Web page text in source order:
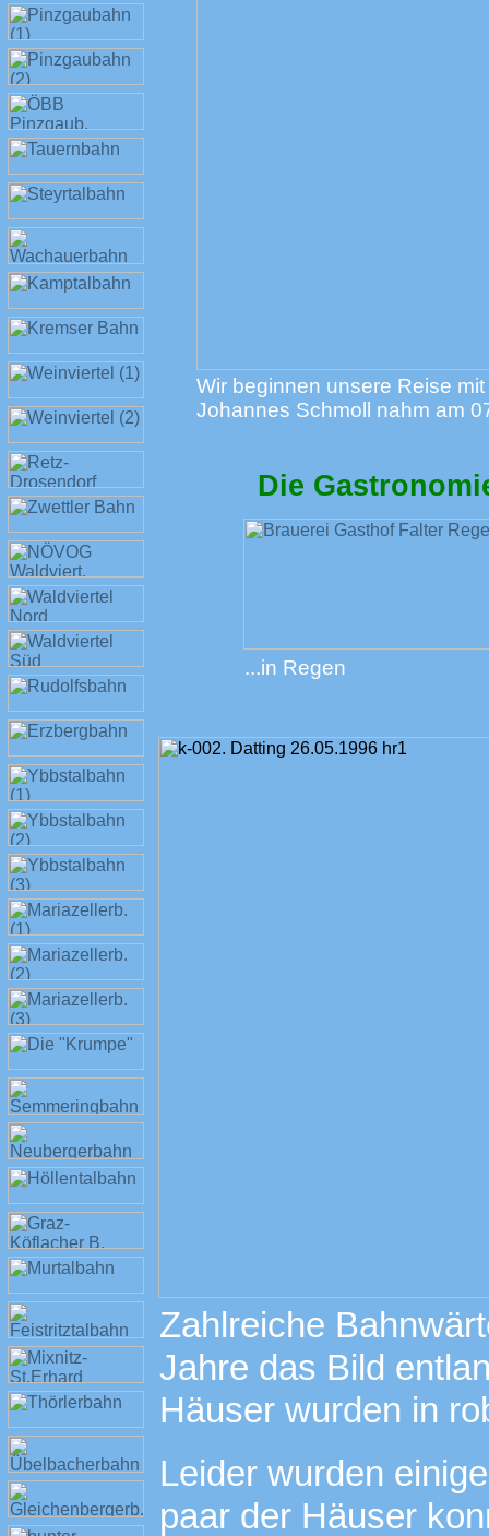
Wir beginnen unsere Reise
Johannes Schmoll nahm am
Die
...in Regen
Zahlreiche
Jahre das Bild
Häuser wurden in
Leider wurden
paar der Häuser